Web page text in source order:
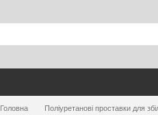
Головна
Поліуретанові проставки для